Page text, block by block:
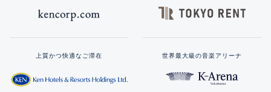
上質かつ快適なご滞在 世界最大級の音楽アリーナ